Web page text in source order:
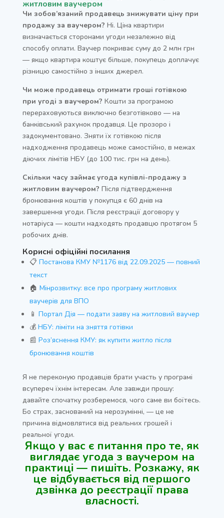
житловим ваучером
Чи зобов’язаний продавець знижувати ціну при
продажу за ваучером? Ні. Ціна квартири
визначається сторонами угоди незалежно від
способу оплати. Ваучер покриває суму до 2 млн грн
— якщо квартира коштує більше, покупець доплачує
різницю самостійно з інших джерел.
Чи може продавець отримати гроші готівкою
при угоді з ваучером? Кошти за програмою
перераховуються виключно безготівково — на
банківський рахунок продавця. Це прозоро і
задокументовано. Зняти їх готівкою після
надходження продавець може самостійно, в межах
діючих лімітів НБУ (до 100 тис. грн на день).
Скільки часу займає угода купівлі-продажу з
житловим ваучером? Після підтвердження
бронювання коштів у покупця є 60 днів на
завершення угоди. Після реєстрації договору у
нотаріуса — кошти надходять продавцю протягом 5
робочих днів.
Корисні офіційні посилання
📋 Постанова КМУ №1176 від 22.09.2025 — повний
текст
🏠 Мінрозвитку: все про програму житлових
ваучерів для ВПО
📱 Портал Дія — подати заяву на житловий ваучер
💰 НБУ: ліміти на зняття готівки
📰 Роз’яснення КМУ: як купити житло після
бронювання коштів
Я не переконую продавців брати участь у програмі
всупереч їхнім інтересам. Але завжди прошу:
давайте спочатку розберемося, чого саме ви боїтесь.
Бо страх, заснований на нерозумінні, — це не
причина відмовлятися від реальних грошей і
реальної угоди.
Якщо у вас є питання про те, як
виглядає угода з ваучером на
практиці — пишіть. Розкажу, як
це відбувається від першого
дзвінка до реєстрації права
власності.